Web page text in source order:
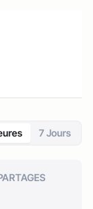
7 Jours